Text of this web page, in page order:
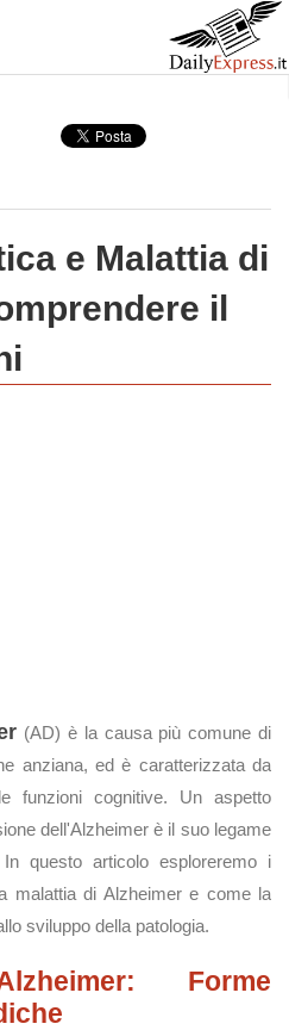
e Malattia di
il
(AD) è la causa più comune di
anziana, ed è caratterizzata da
funzioni cognitive. Un aspetto
dell'Alzheimer è il suo legame
questo articolo esploreremo i
malattia di Alzheimer e come la
sviluppo della patologia.
Forme